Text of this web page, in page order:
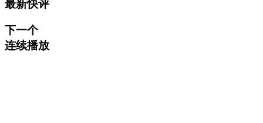
最新快评
下一个
连续播放